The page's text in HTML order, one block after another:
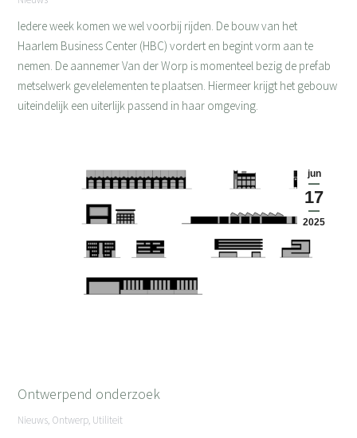
Iedere week komen we wel voorbij rijden. De bouw van het
Haarlem Business Center (HBC) vordert en begint vorm aan te
nemen. De aannemer Van der Worp is momenteel bezig de prefab
metselwerk gevelelementen te plaatsen. Hiermeer krijgt het gebouw
uiteindelijk een uiterlijk passend in haar omgeving.
jun
17
2025
Ontwerpend onderzoek
Nieuws, Ontwerp, Utiliteit